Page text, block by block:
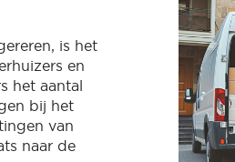
is het
en
het aantal
bij het
van
naar de